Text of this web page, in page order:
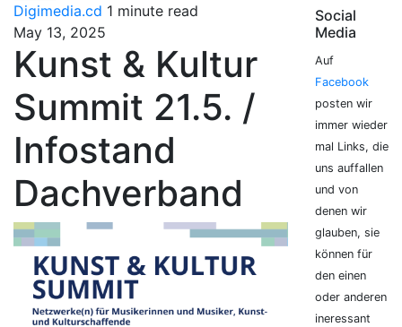
Digimedia.cd 1 minute read
May 13, 2025
Kunst & Kultur
Summit 21.5. /
Infostand
Dachverband
Social
Media
Auf
Facebook
posten wir
immer wieder
mal Links, die
uns auffallen
und von
denen wir
glauben, sie
können für
den einen
oder anderen
ineressant